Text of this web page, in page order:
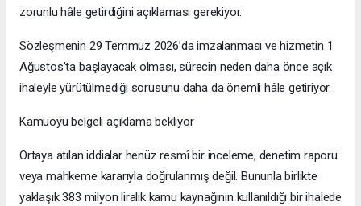
zorunlu hâle getirdiğini açıklaması gerekiyor.
Sözleşmenin 29 Temmuz 2026’da imzalanması ve hizmetin 1
Ağustos’ta başlayacak olması, sürecin neden daha önce açık
ihaleyle yürütülmediği sorusunu daha da önemli hâle getiriyor.
Kamuoyu belgeli açıklama bekliyor
Ortaya atılan iddialar henüz resmî bir inceleme, denetim raporu
veya mahkeme kararıyla doğrulanmış değil. Bununla birlikte
yaklaşık 383 milyon liralık kamu kaynağının kullanıldığı bir ihalede